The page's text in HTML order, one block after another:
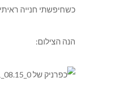
כשחיפשתי חנייה
הנה הצילום: